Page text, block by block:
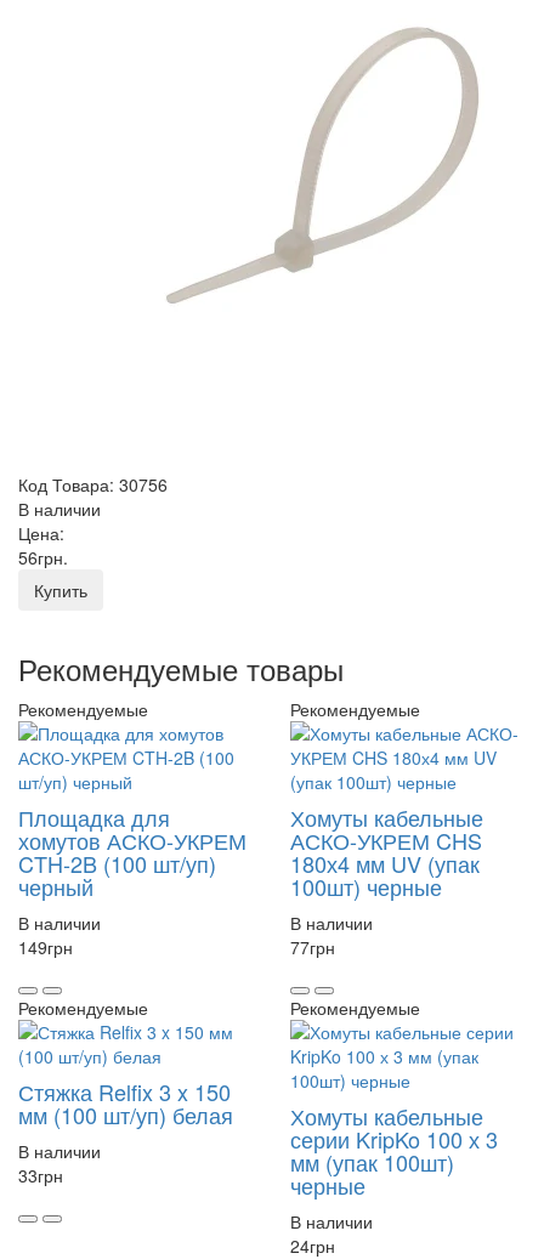
Код Товара: 30756
В наличии
Цена:
56грн.
Купить
Рекомендуемые товары
Рекомендуемые
Площадка для
хомутов АСКО-УКРЕМ
CTH-2B (100 шт/уп)
черный
В наличии
149грн
Рекомендуемые
Хомуты кабельные
АСКО-УКРЕМ CHS
180х4 мм UV (упак
100шт) черные
В наличии
77грн
Рекомендуемые
Стяжка Relfix 3 x 150
мм (100 шт/уп) белая
В наличии
33грн
Рекомендуемые
Хомуты кабельные
серии KripKo 100 х 3
мм (упак 100шт)
черные
В наличии
24грн